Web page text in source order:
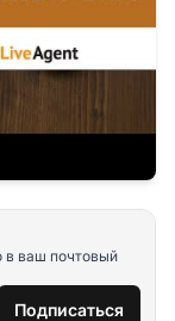
в ваш почтовый
Подписаться